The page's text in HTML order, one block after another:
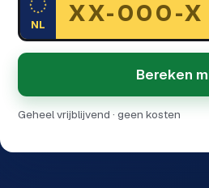
NL
Bereken
Geheel vrijblijvend · geen kosten